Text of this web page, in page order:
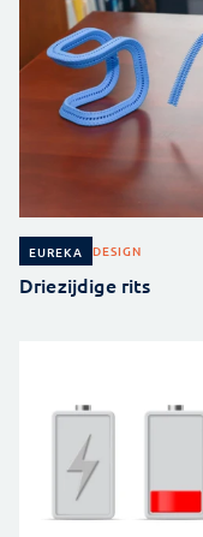
EUREKA DESIGN
Driezijdige rits